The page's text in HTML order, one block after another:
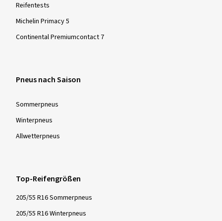
Reifentests
Michelin Primacy 5
Continental Premiumcontact 7
Pneus nach Saison
Sommer­pneus
Winter­pneus
Allwetter­pneus
Top-Reifengrößen
205/55 R16 Sommerpneus
205/55 R16 Winterpneus